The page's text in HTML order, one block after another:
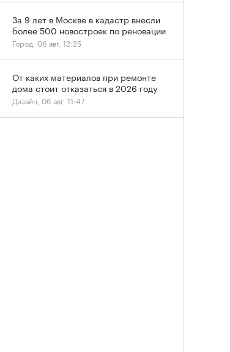
За 9 лет в Москве в кадастр внесли
более 500 новостроек по реновации
Город, 06 авг, 12:25
От каких материалов при ремонте
дома стоит отказаться в 2026 году
Дизайн, 06 авг, 11:47